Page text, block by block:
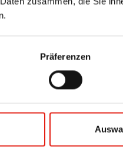
Präferenzen
unserer